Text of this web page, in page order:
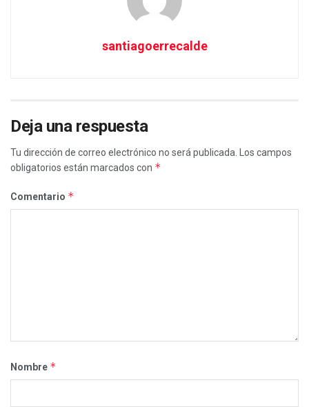
santiagoerrecalde
Deja una respuesta
Tu dirección de correo electrónico no será publicada.
Los campos
obligatorios están marcados con *
Comentario *
Nombre *